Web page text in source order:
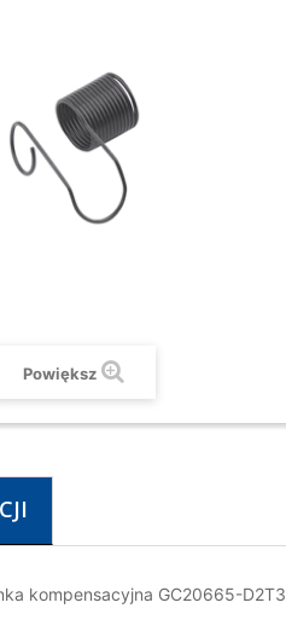
Powiększ
kompensacyjna GC20665-D2T3